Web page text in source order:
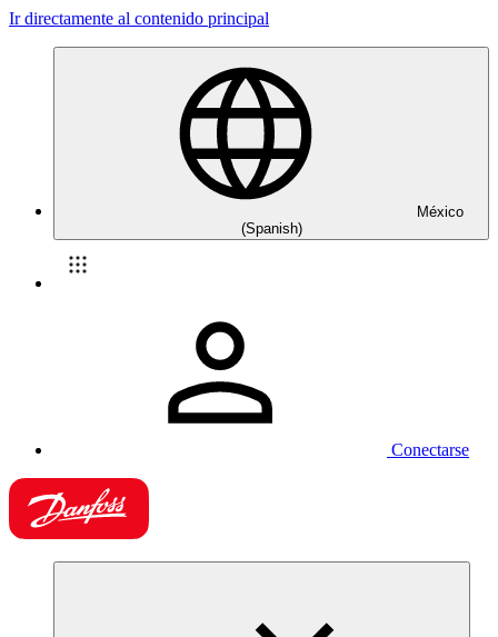
Ir directamente al contenido principal
México
(Spanish)
Conectarse